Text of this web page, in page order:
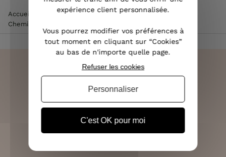
Accueil Vêtements femme >Chemisier / Blouse femme
Chemisier femme
OFFERTE DÈS 70€
expérience client personnalisée.
Vous pourrez modifier vos préférences à
tout moment en cliquant sur “Cookies”
au bas de n'importe quelle page.
C'est OK pour moi
Refuser les cookies
Personnaliser